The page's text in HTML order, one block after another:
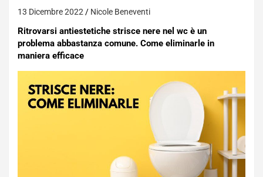
13 Dicembre 2022 Nicole Beneventi
Ritrovarsi antiestetiche strisce nere nel wc è un
problema abbastanza comune. Come eliminarle in
maniera efficace